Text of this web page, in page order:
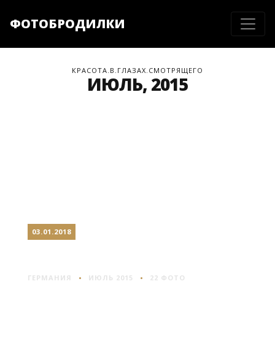
ФОТОБРОДИЛКИ
КРАСОТА.В.ГЛАЗАХ.СМОТРЯЩЕГО
ИЮЛЬ, 2015
03.01.2018
ГЕРМАНИЯ ИЮЛЬ 2015 22 ФОТО